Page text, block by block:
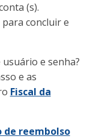
(s).
concluir e
e senha?
e as
Fiscal da
de reembolso